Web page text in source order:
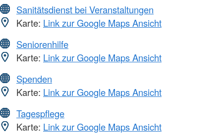
Sanitätsdienst bei Veranstaltungen
Karte: Link zur Google Maps Ansicht
Seniorenhilfe
Karte: Link zur Google Maps Ansicht
Spenden
Karte: Link zur Google Maps Ansicht
Tagespflege
Karte: Link zur Google Maps Ansicht